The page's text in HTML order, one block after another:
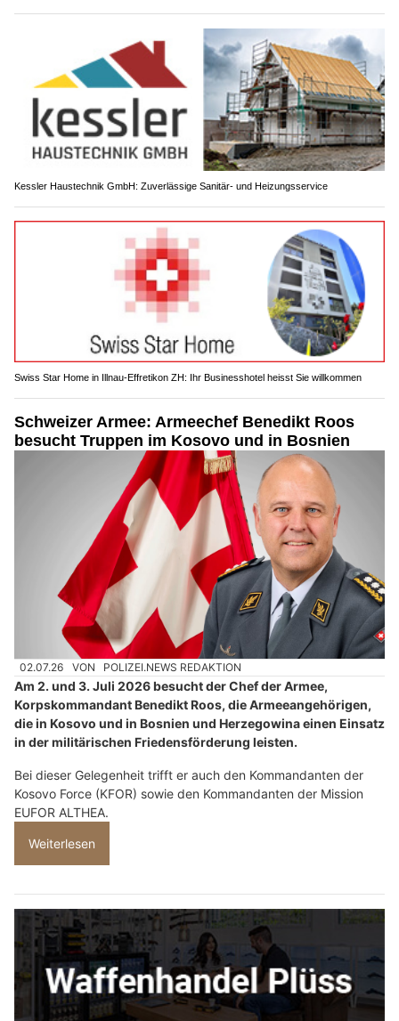
Kessler Haustechnik GmbH: Zuverlässige Sanitär- und Heizungsservice
Swiss Star Home in Illnau-Effretikon ZH: Ihr Businesshotel heisst Sie willkommen
Schweizer Armee: Armeechef Benedikt Roos
besucht Truppen im Kosovo und in Bosnien
02.07.26 VON POLIZEI.NEWS REDAKTION
Am 2. und 3. Juli 2026 besucht der Chef der Armee,
Korpskommandant Benedikt Roos, die Armeeangehörigen,
die in Kosovo und in Bosnien und Herzegowina einen Einsatz
in der militärischen Friedensförderung leisten.
Bei dieser Gelegenheit trifft er auch den Kommandanten der
Kosovo Force (KFOR) sowie den Kommandanten der Mission
EUFOR ALTHEA.
Weiterlesen